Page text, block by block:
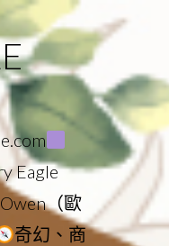
Eagle
（歐
奇幻、商